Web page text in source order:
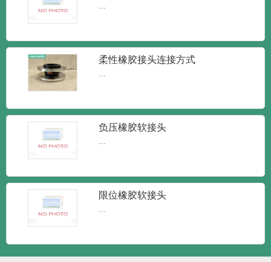
...
柔性橡胶接头连接方式
...
负压橡胶软接头
...
限位橡胶软接头
...
减震橡胶软接头
KXT型可曲挠橡胶接头 柔性减震橡胶软接
头橡胶接头又可称为：...
润泰达-JGD可曲挠橡胶接头 耐高温
橡胶接头
润泰达-JGD可曲挠橡胶接头 耐高温橡胶接
头又叫做橡胶管软接...
润泰达-DN150单球体橡胶柔性接头